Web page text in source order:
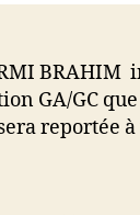
BRAHIM
GA/GC
reportée